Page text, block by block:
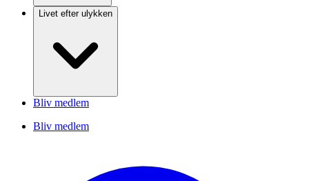
Livet efter ulykken
Bliv medlem
Bliv medlem